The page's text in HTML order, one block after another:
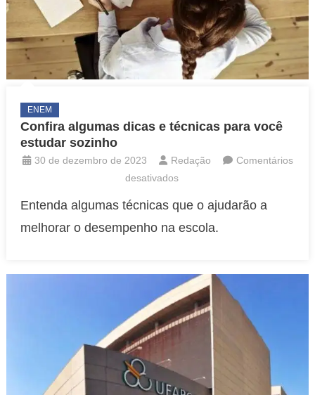
ENEM
Confira algumas dicas e técnicas para você
estudar sozinho
30 de dezembro de 2023 Redação
Comentários
desativadosem
algumas
dicas
para
você
estudar
Entenda algumas técnicas que o ajudarão a
melhorar o desempenho na escola.